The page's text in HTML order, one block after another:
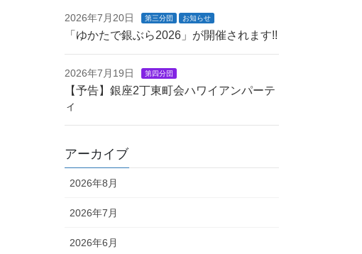
2026年7月20日 第三分団 お知らせ
「ゆかたで銀ぶら2026」が開催されます!!
2026年7月19日 第四分団
【予告】銀座2丁東町会ハワイアンパーテ
ィ
アーカイブ
2026年8月
2026年7月
2026年6月